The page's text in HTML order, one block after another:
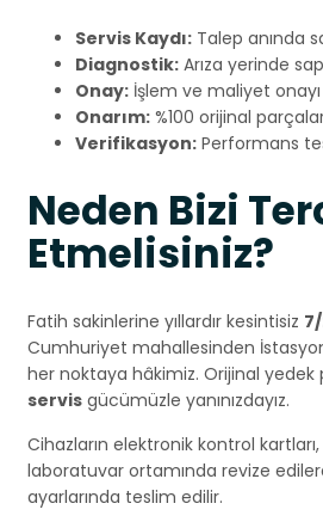
Servis Kaydı: Talep anında
Diagnostik: Arıza yerinde
Onay: İşlem ve maliyet onayı
Onarım: %100 orijinal
Verifikasyon: Performans
Neden Bizi
Etmelisiniz?
Fatih sakinlerine yıllardır kesintisiz
Cumhuriyet mahallesinden
her noktaya hâkimiz. Orijinal yedek
servis gücümüzle yanınızdayız.
Cihazların elektronik kontrol
laboratuvar ortamında revize
ayarlarında teslim edilir.